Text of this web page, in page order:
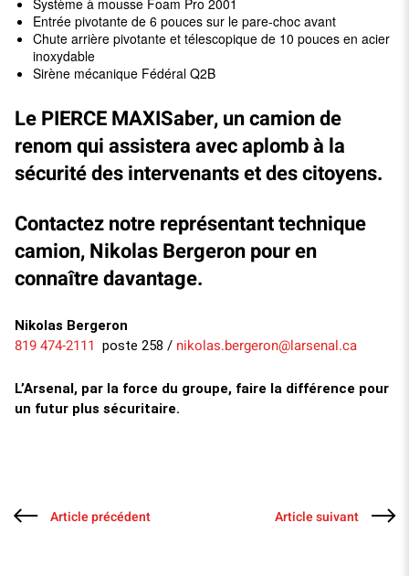
Entrée pivotante de 6 pouces sur le pare-choc avant
Chute arrière pivotante et télescopique de 10 pouces en acier
inoxydable
Sirène mécanique Fédéral Q2B
LePIERCE MAXISaber, un camion de
renom qui assistera avec aplomb à la
sécurité des intervenants et des citoyens.
Contactez notre représentant technique
camion,NikolasBergeron pour en
connaître davantage.
Nikolas Bergeron
819 474-2111 poste 258 / nikolas.bergeron@larsenal.ca
L’Arsenal, par la force du groupe, faire la différence pour
un futur plus sécuritaire.
Article précédent Article suivant